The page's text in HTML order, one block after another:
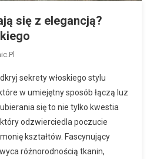
się z elegancją?
sekrety włoskiego stylu
w umiejętny sposób łączą luz
się to nie tylko kwestia
odzwierciedla poczucie
kształtów. Fascynujący
różnorodnością tkanin,